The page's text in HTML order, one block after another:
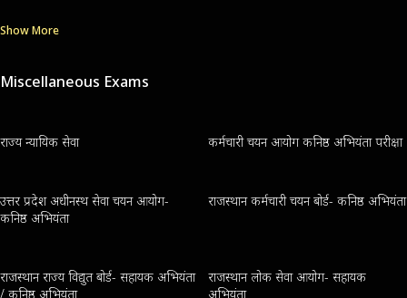
Show More
Miscellaneous Exams
राज्य न्यायिक सेवा कर्मचारी चयन आयोग कनिष्ठ अभियंता परीक्षा
उत्तर प्रदेश अधीनस्थ सेवा चयन आयोग-
कनिष्ठ अभियंता
राजस्थान कर्मचारी चयन बोर्ड- कनिष्ठ अभियंता
राजस्थान राज्य विद्युत बोर्ड- सहायक अभियंता
/ कनिष्ठ अभियंता
राजस्थान लोक सेवा आयोग- सहायक
अभियंता